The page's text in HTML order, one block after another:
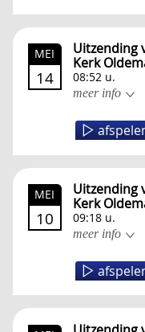
MEI
14
Uitzending
Kerk
08:52 u.
meer info
MEI
10
Uitzending
Kerk
09:18 u.
meer info